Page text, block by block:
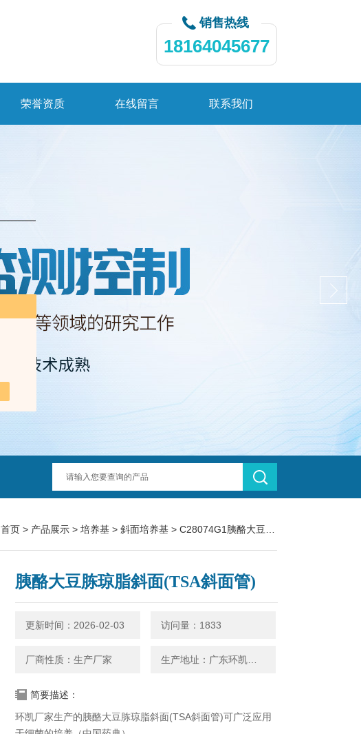
销售热线
18164045677
荣誉资质 在线留言 联系我们
首页 > 产品展示 > 培养基 > 斜面培养基 > C28074G1胰酪大豆胨琼脂斜面(TSA斜面管)
胰酪大豆胨琼脂斜面(TSA斜面管)
更新时间：2026-02-03 访问量：1833
厂商性质：生产厂家
简要描述：
环凯厂家生产的胰酪大豆胨琼脂斜面(TSA斜面管)可广泛应用